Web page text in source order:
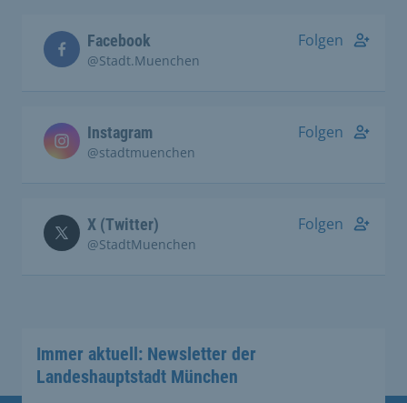
Facebook
@Stadt.Muenchen
Folgen
Instagram
@stadtmuenchen
Folgen
X (Twitter)
@StadtMuenchen
Folgen
Immer aktuell: Newsletter der
Landeshauptstadt München